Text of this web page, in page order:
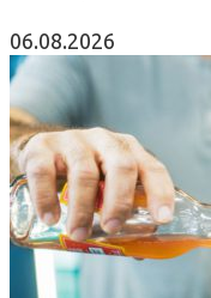
06.08.2026